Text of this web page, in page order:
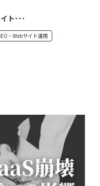
ト･･･
・Webサイト運用